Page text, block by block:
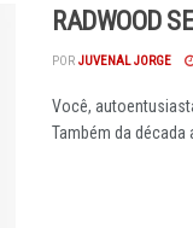
RADWOOD
POR JUVENAL JORGE
Você,
Também da década